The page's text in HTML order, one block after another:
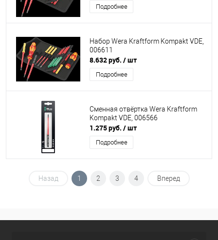
Подробнее
Набор Wera Kraftform Kompakt VDE,
006611
8.632 руб. / шт
Подробнее
Сменная отвёртка Wera Kraftform
Kompakt VDE, 006566
1.275 руб. / шт
Подробнее
Назад 1 2 3 4 Вперед